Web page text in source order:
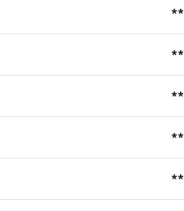
**
**
**
**
**